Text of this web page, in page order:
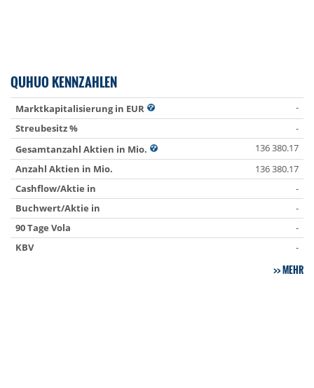
QUHUO KENNZAHLEN
Marktkapitalisierung in EUR
-
Streubesitz %
-
Gesamtanzahl Aktien in Mio.
136 380.17
Anzahl Aktien in Mio.
136 380.17
Cashflow/Aktie in
-
Buchwert/Aktie in
-
90 Tage Vola
-
KBV
-
MEHR